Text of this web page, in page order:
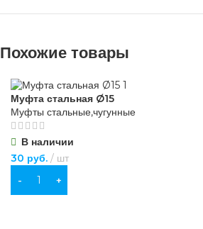
Похожие товары
Муфта стальная Ø15
Муфты стальные,чугунные
В наличии
30 руб. шт
В КОРЗИНУ